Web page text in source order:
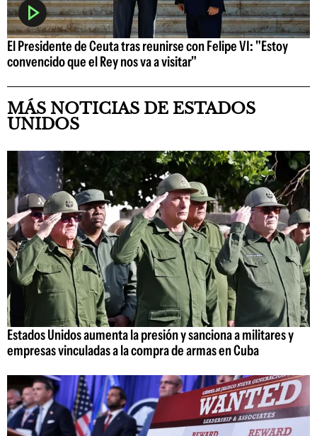
El Presidente de Ceuta tras reunirse con Felipe VI: "Estoy
convencido que el Rey nos va a visitar"
MÁS NOTICIAS DE ESTADOS
UNIDOS
Estados Unidos aumenta la presión y sanciona a militares y
empresas vinculadas a la compra de armas en Cuba